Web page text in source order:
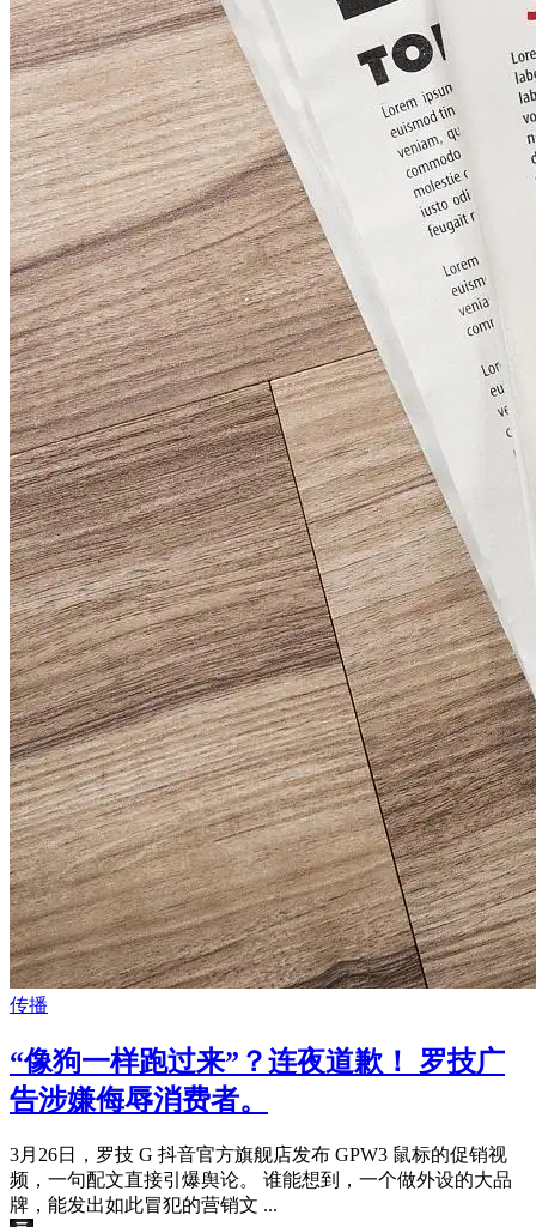
传播
“像狗一样跑过来”？连夜道歉！ 罗技广
告涉嫌侮辱消费者。
3月26日，罗技 G 抖音官方旗舰店发布 GPW3 鼠标的促销视
频，一句配文直接引爆舆论。 谁能想到，一个做外设的大品
牌，能发出如此冒犯的营销文 ...